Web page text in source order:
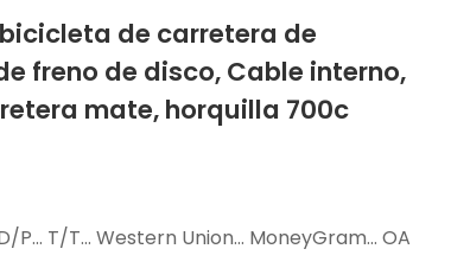
de carretera de
freno de disco, Cable interno,
mate, horquilla 700c
P... T/T... Western Union... MoneyGram... OA